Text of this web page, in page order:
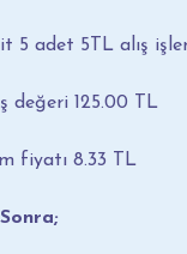
5 adet 5TL alış
değeri 125.00 TL
fiyatı 8.33 TL